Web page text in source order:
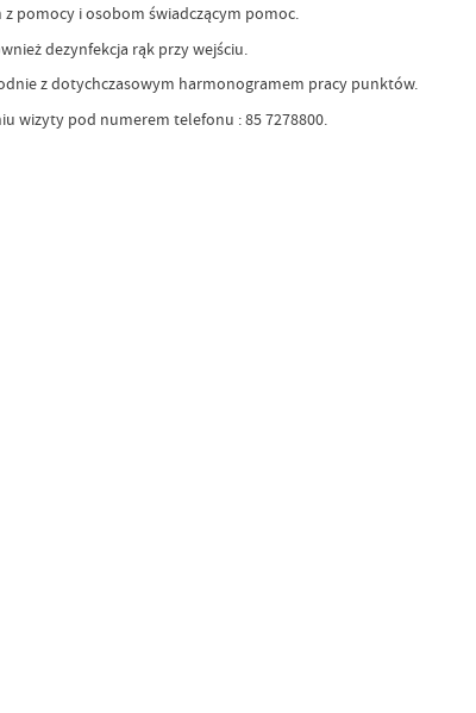
pomocy i osobom świadczącym pomoc.
dezynfekcja rąk przy wejściu.
z dotychczasowym harmonogramem pracy punktów.
wizyty pod numerem telefonu : 85 7278800.